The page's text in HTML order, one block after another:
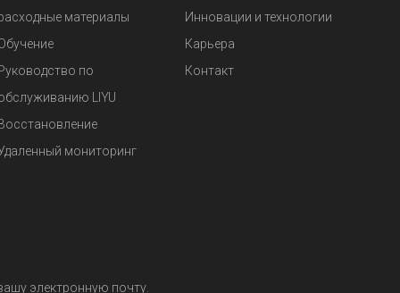
материалы
по
LIYU
мониторинг
Инновации и технологии
Карьера
Контакт
электронную почту.